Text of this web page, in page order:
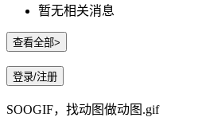
暂无相关消息
查看全部>
登录/注册
SOOGIF，找动图做动图.gif